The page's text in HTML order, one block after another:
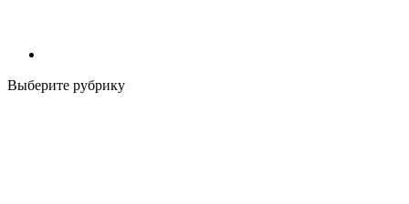
Выберите рубрику